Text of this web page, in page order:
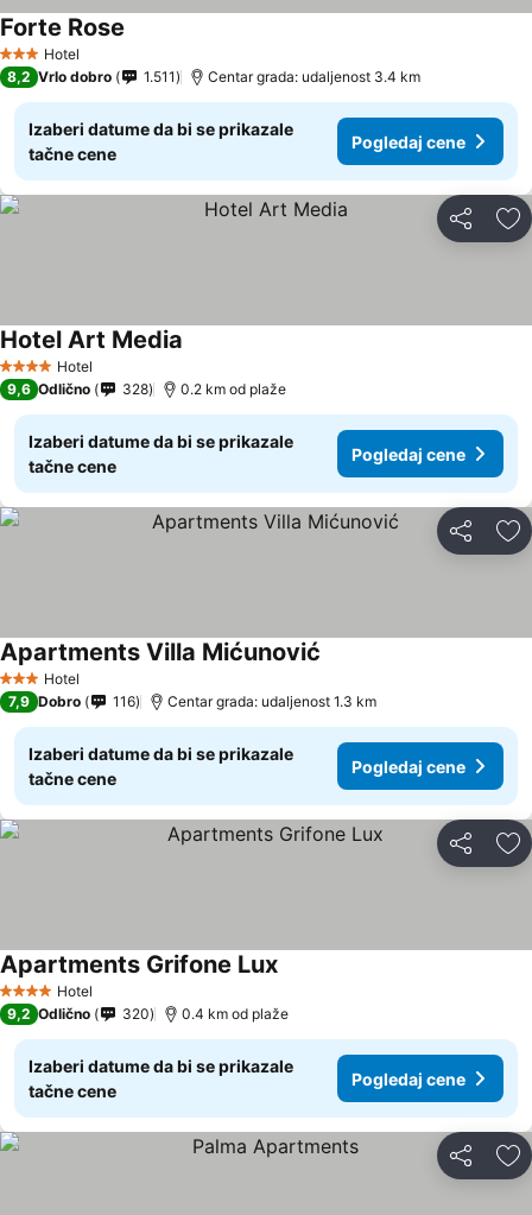
3 Zvezdice
Hotel
Forte Rose
8,2 Vrlo dobro 1.511 Centar grada: udaljenost 3.4 km
Izaberi datume da bi se prikazale
tačne cene
Pogledaj cene
Deli
4 ZvezdiceHotel
Hotel Art Media
9,6 Odlično 328 0.2 km od plaže
Izaberi datume da bi se prikazale
tačne cene
Pogledaj cene
Deli
3 Zvezdice
Hotel
Apartments Villa Mićunović
7,9 Dobro 116 Centar grada: udaljenost 1.3 km
Izaberi datume da bi se prikazale
tačne cene
Pogledaj cene
Deli
4 ZvezdiceHotel
Apartments Grifone LuxPogledaj cene
9,2 Odlično 320 0.4 km od plaže
Izaberi datume da bi se prikazale
tačne cene
Pogledaj cene
Deli